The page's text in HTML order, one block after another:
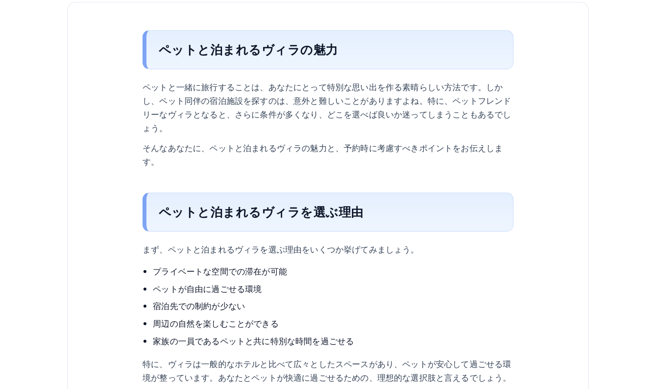
ペットと泊まれるヴィラの魅力
ペットと一緒に旅行することは、あなたにとって特別な思い出を作る素晴らしい方法です。しか
し、ペット同伴の宿泊施設を探すのは、意外と難しいことがありますよね。特に、ペットフレンド
リーなヴィラとなると、さらに条件が多くなり、どこを選べば良いか迷ってしまうこともあるでし
ょう。
そんなあなたに、ペットと泊まれるヴィラの魅力と、予約時に考慮すべきポイントをお伝えしま
す。
ペットと泊まれるヴィラを選ぶ理由
まず、ペットと泊まれるヴィラを選ぶ理由をいくつか挙げてみましょう。
プライベートな空間での滞在が可能
ペットが自由に過ごせる環境
宿泊先での制約が少ない
周辺の自然を楽しむことができる
家族の一員であるペットと共に特別な時間を過ごせる
特に、ヴィラは一般的なホテルと比べて広々としたスペースがあり、ペットが安心して過ごせる環
境が整っています。あなたとペットが快適に過ごせるための、理想的な選択肢と言えるでしょう。